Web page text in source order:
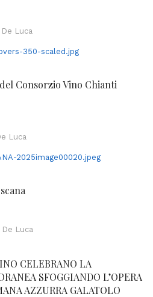
Luca
Consorzio Vino Chianti
Luca
Luca
CELEBRANO LA
SFOGGIANDO L’OPERA
AZZURRA GALATOLO